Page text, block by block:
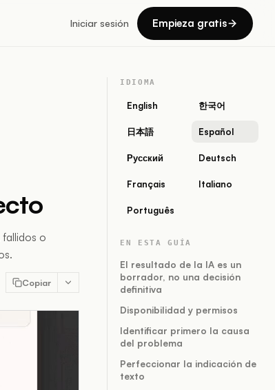
Iniciar sesión Empieza gratis
o
Copiar
IDIOMA
English 한국어
日本語 Español
Русский Deutsch
Français Italiano
Português
EN ESTA GUÍA
El resultado de la IA es un
borrador, no una decisión
definitiva
Disponibilidad y permisos
Identificar primero la causa
del problema
Perfeccionar la indicación de
texto